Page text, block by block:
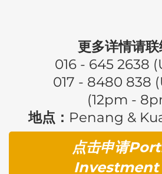
更多详情请联
016 - 645 2638
017 - 8480 838
(12pm -
地点： Penang &
点击申请
Investment